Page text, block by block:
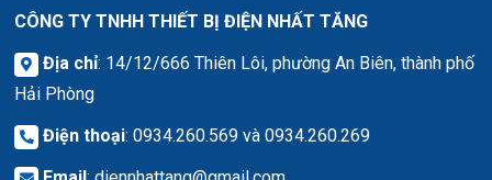
CÔNG TY TNHH THIẾT BỊ ĐIỆN NHẤT TĂNG
Địa chỉ: 14/12/666 Thiên Lôi, phường An Biên, thành phố
Hải Phòng
Điện thoại: 0934.260.569 và 0934.260.269